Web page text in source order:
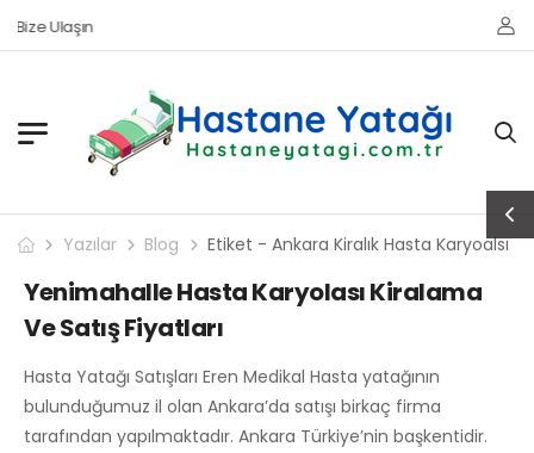
Ulaşın
Yazılar Blog Etiket - Ankara Kiralık Hasta Karyoalsı
Yenimahalle Hasta Karyolası Kiralama
Ve Satış Fiyatları
Hasta Yatağı Satışları Eren Medikal Hasta yatağının
bulunduğumuz il olan Ankara’da satışı birkaç firma
tarafından yapılmaktadır. Ankara Türkiye’nin başkentidir.